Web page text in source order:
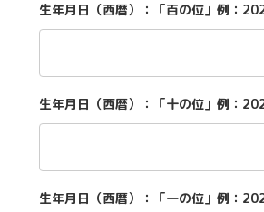
生年月日（西暦）：「百の位」例：
生年月日（西暦）：「十の位」例：
生年月日（西暦）：「一の位」例：